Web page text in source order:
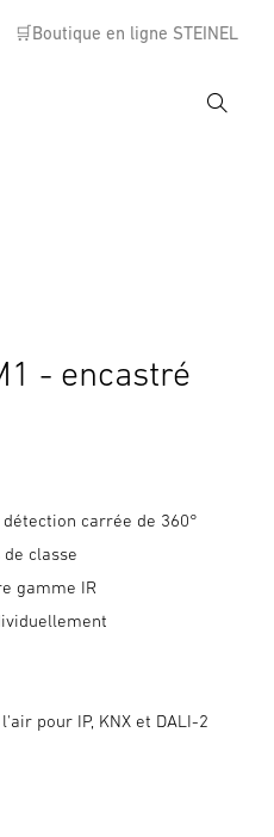
🛒Boutique en ligne STEINEL
- encastré
carrée de 360°
classe
gamme IR
pour IP, KNX et DALI-2